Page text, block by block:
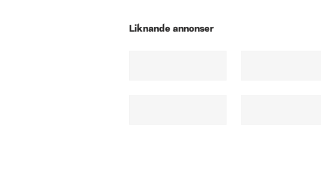
Liknande annonser